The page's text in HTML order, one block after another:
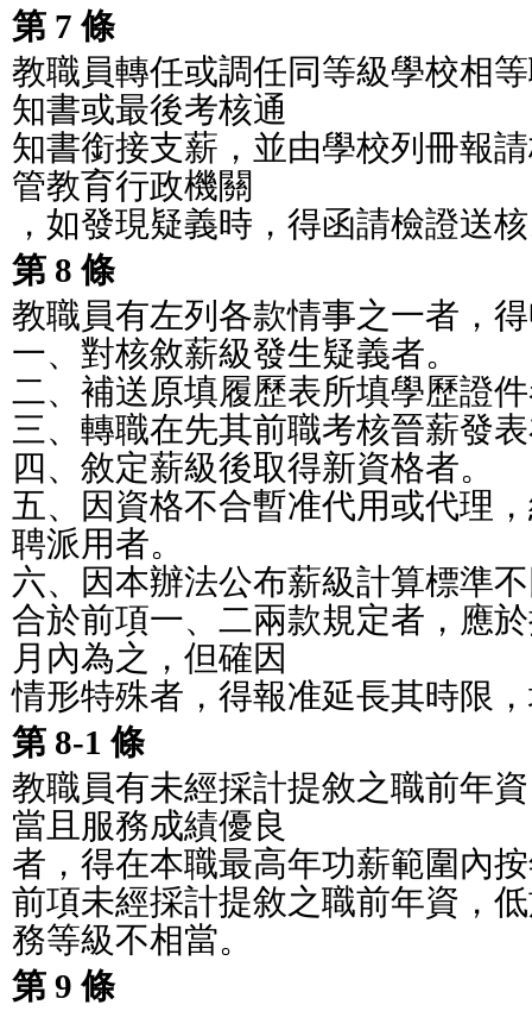
第 7 條
教職員轉任或調任同等級學校相
知書或最後考核通
知書銜接支薪，並由學校列冊報
管教育行政機關
，如發現疑義時，得函請檢證送
第 8 條
教職員有左列各款情事之一者，
一、對核敘薪級發生疑義者。
二、補送原填履歷表所填學歷證
三、轉職在先其前職考核晉薪發
四、敘定薪級後取得新資格者。
五、因資格不合暫准代用或代理
聘派用者。
六、因本辦法公布薪級計算標準
合於前項一、二兩款規定者，應
月內為之，但確因
情形特殊者，得報准延長其時限
第 8-1 條
教職員有未經採計提敘之職前年
當且服務成績優良
者，得在本職最高年功薪範圍內
前項未經採計提敘之職前年資，
務等級不相當。
第 9 條